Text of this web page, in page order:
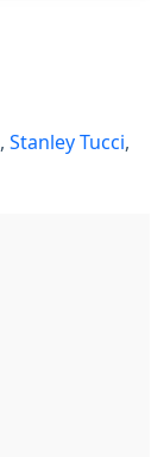
, Stanley Tucci,